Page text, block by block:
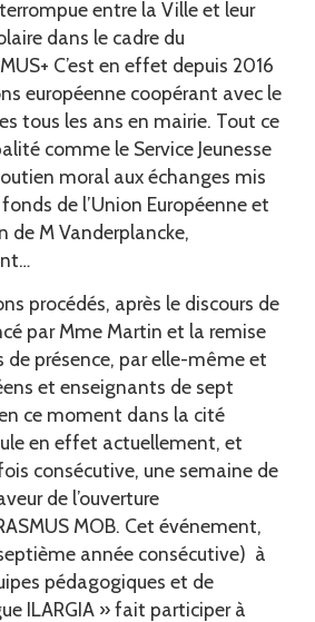
entre la Ville et leur
dans le cadre du
C’est en effet depuis 2016
européenne coopérant avec le
tous les ans en mairie. Tout ce
comme le Service Jeunesse
moral aux échanges mis
de l’Union Européenne et
de M Vanderplancke,
procédés, après le discours de
par Mme Martin et la remise
de présence, par elle-même et
et enseignants de sept
ce moment dans la cité
en effet actuellement, et
consécutive, une semaine de
de l’ouverture
MOB. Cet événement,
année consécutive) à
pédagogiques et de
ILARGIA » fait participer à